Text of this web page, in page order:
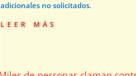
adicionales no solicitados.
leer más